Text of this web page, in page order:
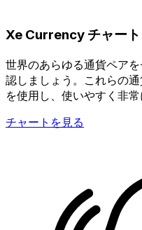
Xe Currency チャート
世界のあらゆる通貨ペア
認しましょう。これらの
を使用し、使いやすく非
チャートを見る